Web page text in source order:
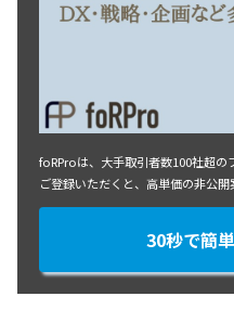
foRProは、大手取引者数100社超の
ご登録いただくと、高単価の非公開
30秒で簡